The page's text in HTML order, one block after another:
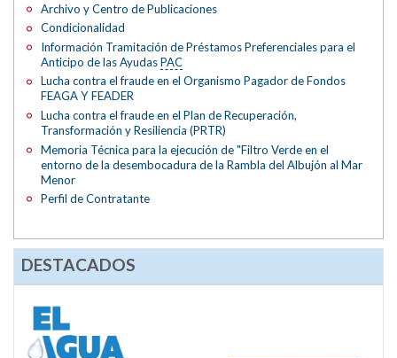
Archivo y Centro de Publicaciones
Condicionalidad
Información Tramitación de Préstamos Preferenciales para el
Anticipo de las AyudasPAC
Lucha contra el fraude en el Organismo Pagador de Fondos
FEAGA Y FEADER
Lucha contra el fraude en el Plan de Recuperación,
Transformación y Resiliencia (PRTR)
Memoria Técnica para la ejecución de "Filtro Verde en el
entorno de la desembocadura de la Rambla del Albujón al Mar
Menor
Perfil de Contratante
DESTACADOS